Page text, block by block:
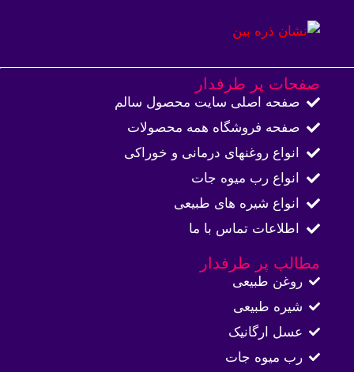
صفحات پر طرفدار
صفحه اصلی سایت محصول سالم
صفحه فروشگاه همه محصولات​
انواع روغنهای درمانی و خوراکی
انواع رب میوه جات
انواع شیره های طبیعی
اطلاعات تماس با ما​
مطالب پر طرفدار
روغن طبیعی
شیره طبیعی
عسل ارگانیک
رب میوه جات